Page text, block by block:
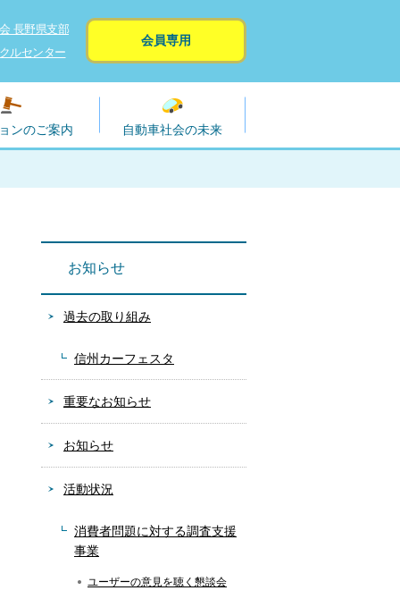
長野県支部
ルセンター
会員専用
ンのご案内 自動車社会の未来
お知らせ
過去の取り組み
信州カーフェスタ
重要なお知らせ
お知らせ
活動状況
消費者問題に対する調査支援
事業
ユーザーの意見を聴く懇談会